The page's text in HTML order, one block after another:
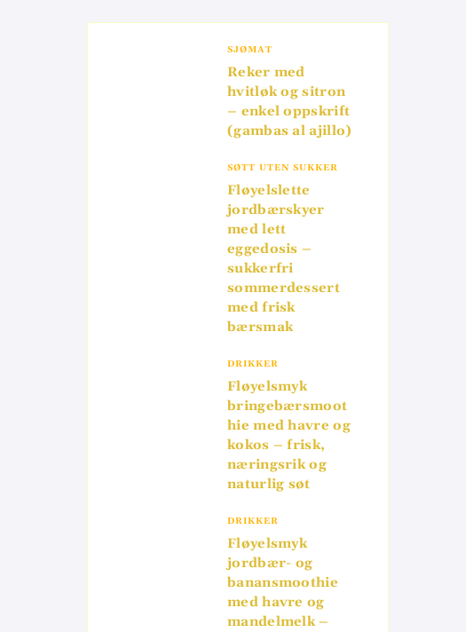
SJØMAT
Reker med
hvitløk og sitron
– enkel oppskrift
(gambas al ajillo)
SØTT UTEN SUKKER
Fløyelslette
jordbærskyer
med lett
eggedosis –
sukkerfri
sommerdessert
med frisk
bærsmak
DRIKKER
Fløyelsmyk
bringebærsmoot
hie med havre og
kokos – frisk,
næringsrik og
naturlig søt
DRIKKER
Fløyelsmyk
jordbær- og
banansmoothie
med havre og
mandelmelk –